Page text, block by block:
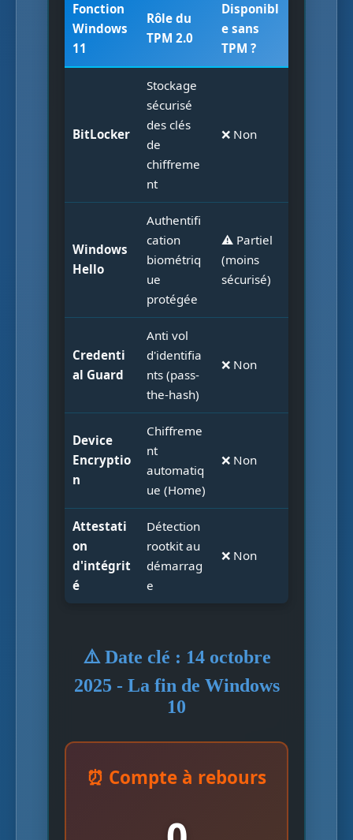
Fonction
Windows
11
Rôle du
TPM 2.0
Disponibl
e sans
TPM ?
BitLocker
Stockage
sécurisé
des clés
de
chiffreme
nt
❌ Non
Windows
Hello
Authentifi
cation
biométriq
ue
protégée
⚠️ Partiel
(moins
sécurisé)
Credenti
al Guard
Anti vol
d'identifia
nts (pass-
the-hash)
❌ Non
Device
Encryptio
n
Chiffreme
nt
automatiq
ue (Home)
❌ Non
Attestati
on
d'intégrit
é
Détection
rootkit au
démarrag
e
❌ Non
⚠️ Date clé : 14 octobre
2025 - La fin de Windows
10
⏰ Compte à rebours